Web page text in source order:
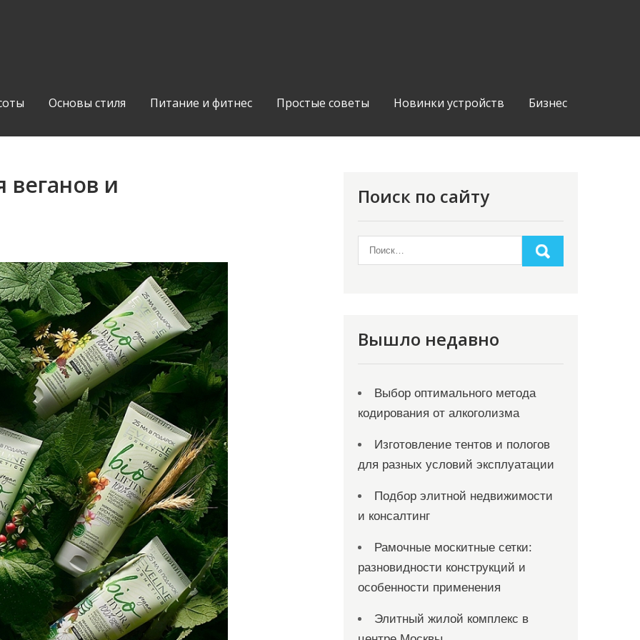
Основы стиля Питание и фитнес Простые советы Новинки устройств Бизнес
и
Поиск по сайту
Вышло недавно
Выбор оптимального метода
кодирования от алкоголизма
Изготовление тентов и пологов
для разных условий эксплуатации
Подбор элитной недвижимости
и консалтинг
Рамочные москитные сетки:
разновидности конструкций и
особенности применения
Элитный жилой комплекс в